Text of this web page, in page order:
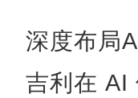
深度布局
吉利在 AI